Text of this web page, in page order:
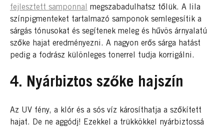
fejlesztett samponnal
megszabadulhatsz tőlük. A lila
színpigmenteket tartalmazó samponok semlegesítik a
sárgás tónusokat és segítenek meleg és hűvös árnyalatú
szőke hajat eredményezni. A nagyon erős sárga hatást
pedig a fodrász különleges tonerrel tudja korrigálni.
4. Nyárbiztos szőke hajszín
Az UV fény, a klór és a sós víz károsíthatja a szőkített
hajat. De ne aggódj! Ezekkel a trükkökkel nyárbiztossá